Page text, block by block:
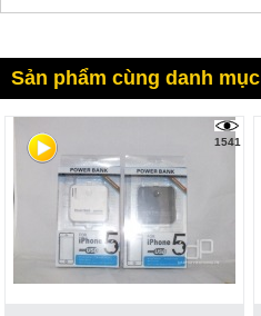
Sản phẩm cùng danh mục
1541